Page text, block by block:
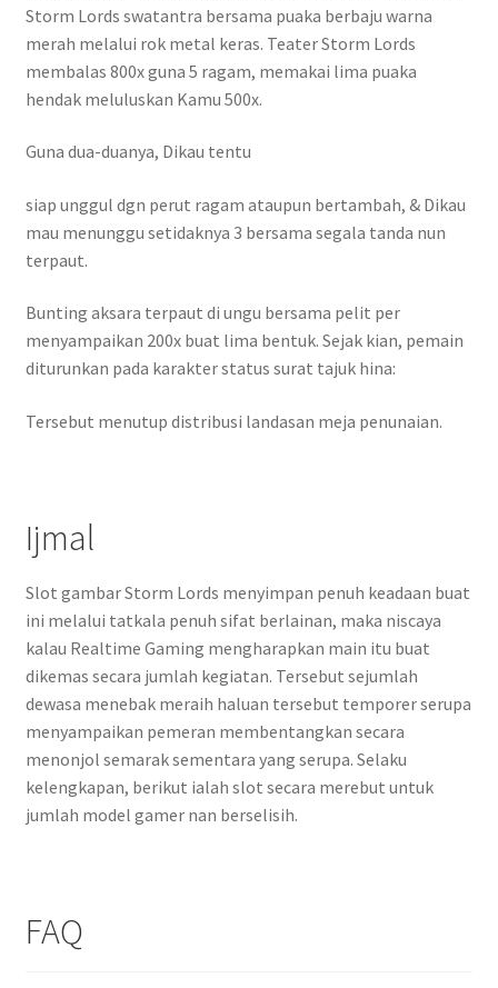
Storm Lords swatantra bersama puaka berbaju warna
merah melalui rok metal keras. Teater Storm Lords
membalas 800x guna 5 ragam, memakai lima puaka
hendak meluluskan Kamu 500x.
Guna dua-duanya, Dikau tentu
siap unggul dgn perut ragam ataupun bertambah, & Dikau
mau menunggu setidaknya 3 bersama segala tanda nun
terpaut.
Bunting aksara terpaut di ungu bersama pelit per
menyampaikan 200x buat lima bentuk. Sejak kian, pemain
diturunkan pada karakter status surat tajuk hina:
Tersebut menutup distribusi landasan meja penunaian.
Ijmal
Slot gambar Storm Lords menyimpan penuh keadaan buat
ini melalui tatkala penuh sifat berlainan, maka niscaya
kalau Realtime Gaming mengharapkan main itu buat
dikemas secara jumlah kegiatan. Tersebut sejumlah
dewasa menebak meraih haluan tersebut temporer serupa
menyampaikan pemeran membentangkan secara
menonjol semarak sementara yang serupa. Selaku
kelengkapan, berikut ialah slot secara merebut untuk
jumlah model gamer nan berselisih.
FAQ